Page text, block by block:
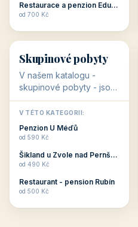
Restaurace a penzion Eduard
od 700 Kč
👥
👥
32 objektů
Skupinové pobyty
V našem katalogu -
skupinové pobyty - jsou
pro Vás připraveny
objekty, které nabízí
ubytování skupin v
penzionech, hotelích a
Budete překva...
V TÉTO KATEGORII:
Penzion U Méďů
od 590 Kč
Šikland u Zvole nad Pernštejnem
od 490 Kč
Restaurant - pension Rubín
od 500 Kč